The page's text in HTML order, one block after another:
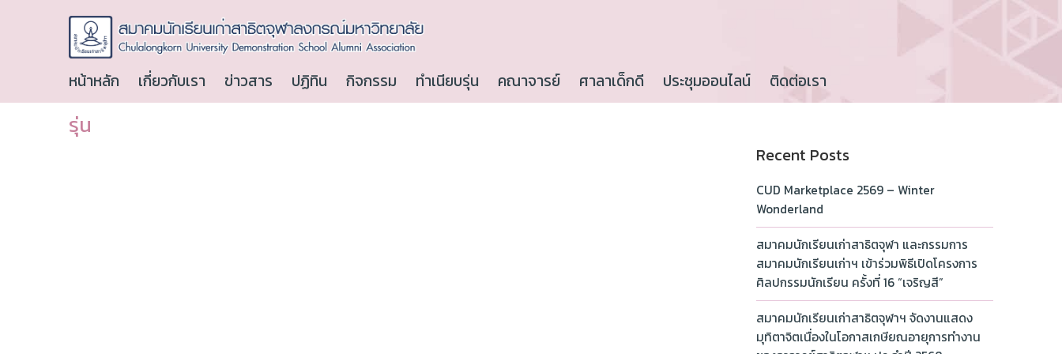
หน้าหลัก เกี่ยวกับเรา ข่าวสาร ปฏิทิน กิจกรรม ทำเนียบรุ่น คณาจารย์ ศาลาเด็กดี ประชุมออนไลน์ ติดต่อเรา
รุ่น
Recent Posts
CUD Marketplace 2569 – Winter
Wonderland
สมาคมนักเรียนเก่าสาธิตจุฬา และกรรมการ
สมาคมนักเรียนเก่าฯ เข้าร่วมพิธีเปิดโครงการ
ศิลปกรรมนักเรียน ครั้งที่ 16 “เจริญสี”
สมาคมนักเรียนเก่าสาธิตจุฬาฯ จัดงานแสดง
มุทิตาจิตเนื่องในโอกาสเกษียณอายุการทำงาน